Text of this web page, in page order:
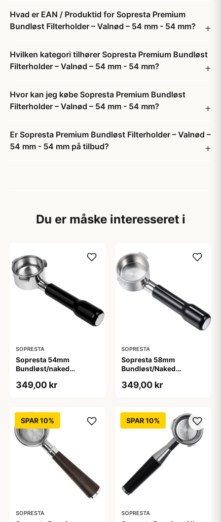
Hvad er EAN / Produktid for Sopresta Premium
Bundløst Filterholder – Valnød – 54 mm - 54 mm?
Hvilken kategori tilhører Sopresta Premium Bundløst
Filterholder – Valnød – 54 mm - 54 mm?
Hvor kan jeg købe Sopresta Premium Bundløst
Filterholder – Valnød – 54 mm - 54 mm?
Er Sopresta Premium Bundløst Filterholder – Valnød –
54 mm - 54 mm på tilbud?
Du er måske interesseret i
SOPRESTA
Sopresta 54mm
Bundløst/naked
Sage) - 54mm
349,00 kr
SOPRESTA
Sopresta 58mm
Bundløst/Naked
Sage) - 58mm
349,00 kr
SPAR 10%
SOPRESTA
SPAR 10%
SOPRESTA